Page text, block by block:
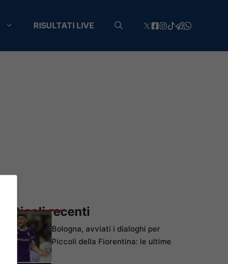
RISULTATI LIVE
Articoli recenti
Bologna, avviati i dialoghi per
Piccoli della Fiorentina: le ultime